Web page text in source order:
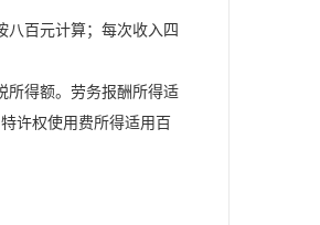
百元计算；每次收入四
得额。劳务报酬所得适
许权使用费所得适用百